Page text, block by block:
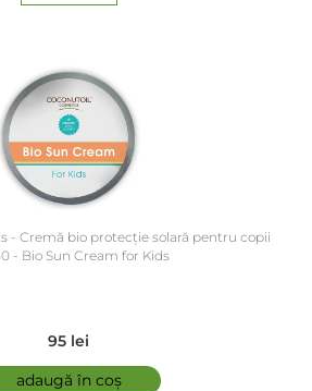
- Cremă bio protecție solară pentru copii
- Bio Sun Cream for Kids
95 lei
adaugă în coș